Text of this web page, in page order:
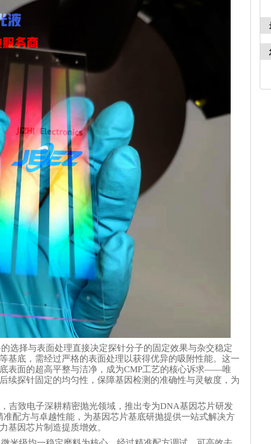
选择与表面处理直接决定探针分子的固定效果与杂交稳定
基底，需经过严格的表面处理以获得优异的吸附性能。这一
表面的超高平整与洁净，成为CMP工艺的核心诉求——唯
续探针固定的均匀性，保障基因检测的准确性与灵敏度，为
吉致电子深耕精密抛光领域，推出专为DNA基因芯片研发
准配方与卓越性能，为基因芯片基底研抛提供一站式解决方
基因芯片制造提质增效。